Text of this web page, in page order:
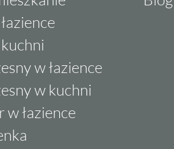
w łazience
w kuchni
w łazience